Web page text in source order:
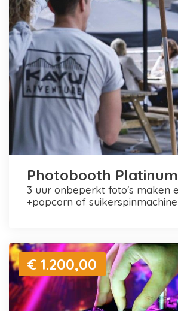
Photobooth Platinum
3 uur onbeperkt foto's maken en printen
+popcorn of suikerspinmachine
€ 1.200,00